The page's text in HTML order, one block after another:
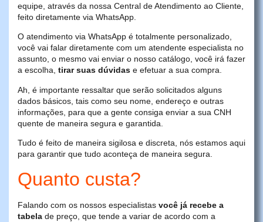
equipe, através da nossa Central de Atendimento ao Cliente,
feito diretamente via WhatsApp.
O atendimento via WhatsApp é totalmente personalizado,
você vai falar diretamente com um atendente especialista no
assunto, o mesmo vai enviar o nosso catálogo, você irá fazer
a escolha, tirar suas dúvidas e efetuar a sua compra.
Ah, é importante ressaltar que serão solicitados alguns
dados básicos, tais como seu nome, endereço e outras
informações, para que a gente consiga enviar a sua CNH
quente de maneira segura e garantida.
Tudo é feito de maneira sigilosa e discreta, nós estamos aqui
para garantir que tudo aconteça de maneira segura.
Quanto custa?
Falando com os nossos especialistas você já recebe a
tabela de preço, que tende a variar de acordo com a